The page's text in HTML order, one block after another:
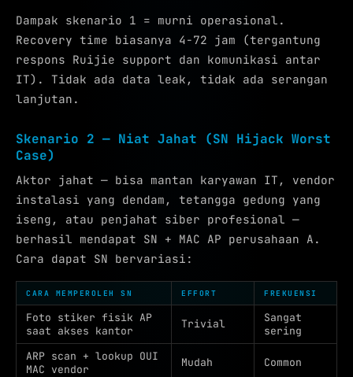
Dampak skenario 1 = murni operasional.
Recovery time biasanya 4-72 jam (tergantung
respons Ruijie support dan komunikasi antar
IT). Tidak ada data leak, tidak ada serangan
lanjutan.
Skenario 2 — Niat Jahat (SN Hijack Worst
Case)
Aktor jahat — bisa mantan karyawan IT, vendor
instalasi yang dendam, tetangga gedung yang
iseng, atau penjahat siber profesional —
berhasil mendapat SN + MAC AP perusahaan A.
Cara dapat SN bervariasi:
CARA MEMPEROLEH SN EFFORT FREKUENSI
Foto stiker fisik AP
saat akses kantor
Trivial
Sangat
sering
ARP scan + lookup OUI
MAC vendor
Mudah Common